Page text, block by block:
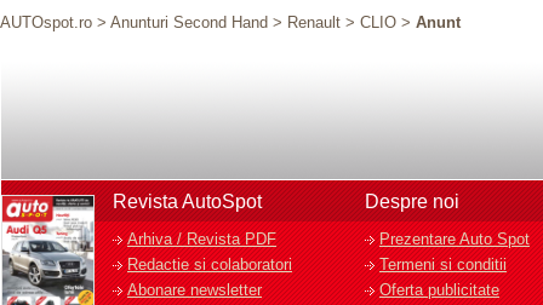
AUTOspot.ro > Anunturi Second Hand > Renault > CLIO > Anunt
Revista AutoSpot
Arhiva / Revista PDF
Redactie si colaboratori
Abonare newsletter
Despre noi
Prezentare Auto Spot
Termeni si conditii
Oferta publicitate